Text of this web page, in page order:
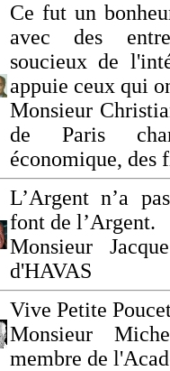
Ce fut un
avec des
soucieux de
appuie ceux qui
Monsieur
de Paris
économique, des
L’Argent n’a
font de l’Argent.
Monsieur
d'HAVAS
Vive Petite
Monsieur
membre de